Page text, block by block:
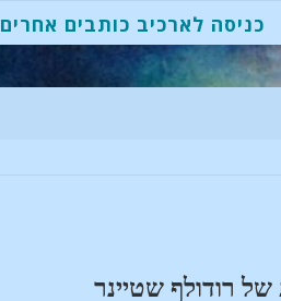
כניסה לארכיב כותבים אחרים
רודולף שטיינר